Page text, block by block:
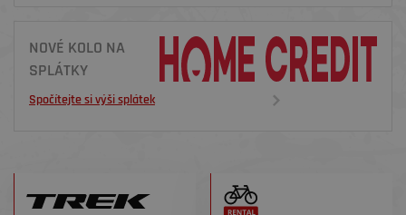
NOVÉ KOLO NA
SPLÁTKY
Spočítejte si výši splátek